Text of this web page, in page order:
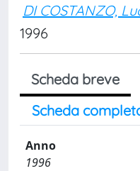
DI COSTANZO,
1996
Scheda breve
Scheda
Anno
1996